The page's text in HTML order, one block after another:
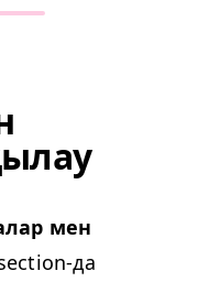
мен
да